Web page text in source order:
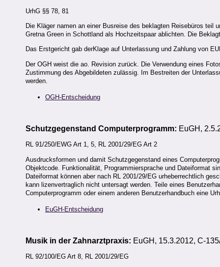
UrhG §§ 78, 81
Die Kläger namen an einer Busreise des beklagten Reisebüros
Gretna Green in Schottland als Hochzeitspaar ablichten. Die
Das Erstgericht gab derKlage auf Unterlassung und Zahlung von
Der OGH weist die ao. Revision zurück. Die Verwendung eines
Zustimmung des Abgebildeten zulässig. Im Bestreiten der
werden.
OGH-Entscheidung
Schutzgegenstand Computerprogramm: EuGH,
RL 91/250/EWG Art 1, 5, RL 2001/29/EG Art 2
Ausdrucksformen und damit Schutzgegenstand eines
Objektcode. Funktionalität, Programmiersprache und Dateiformat
Dateiformat können aber nach RL 2001/29/EG urheberrechtlich
kann lizenvertraglich nicht untersagt werden. Teile eines
Computerprogramm oder einem anderen Benutzerhandbuch eine
EuGH-Entscheidung
Musik in der Zahnarztpraxis: EuGH, 15.3.2012, C-
RL 92/100/EG Art 8, RL 2001/29/EG